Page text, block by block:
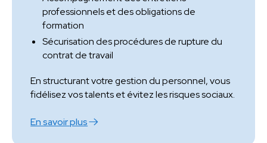
professionnels et des obligations de
formation
Sécurisation des procédures de rupture du
contrat de travail
En structurant votre gestion du personnel, vous
fidélisez vos talents et évitez les risques sociaux.
En savoir plus